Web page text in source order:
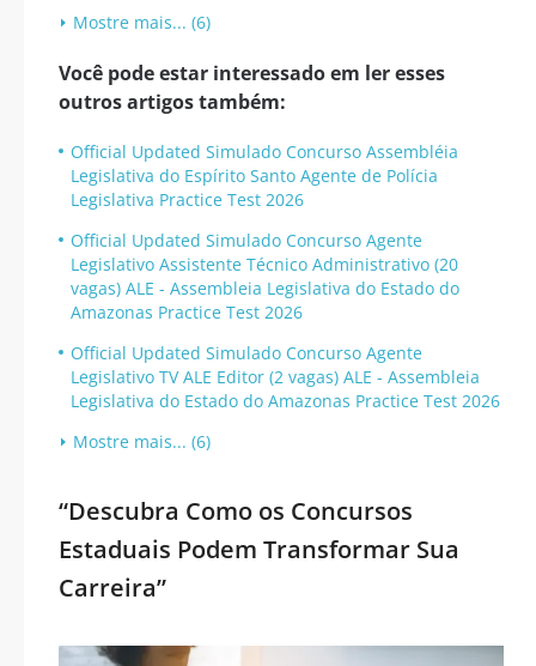
Mostre mais... (6)
Você pode estar interessado em ler esses
outros artigos também:
Official Updated Simulado Concurso Assembléia
Legislativa do Espírito Santo Agente de Polícia
Legislativa Practice Test 2026
Official Updated Simulado Concurso Agente
Legislativo Assistente Técnico Administrativo (20
vagas) ALE - Assembleia Legislativa do Estado do
Amazonas Practice Test 2026
Official Updated Simulado Concurso Agente
Legislativo TV ALE Editor (2 vagas) ALE - Assembleia
Legislativa do Estado do Amazonas Practice Test 2026
Mostre mais... (6)
“Descubra Como os Concursos
Estaduais Podem Transformar Sua
Carreira”